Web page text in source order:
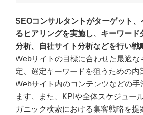
SEOコンサルタントがターゲット
るヒアリングを実施し、キーワード
分析、自社サイト分析などを行い戦
Webサイトの目標に合わせた最適な
定、選定キーワードを狙うための内
Webサイト内のコンテンツなどの手
ます。また、KPIや全体スケジュー
ガニック検索における集客戦略を提